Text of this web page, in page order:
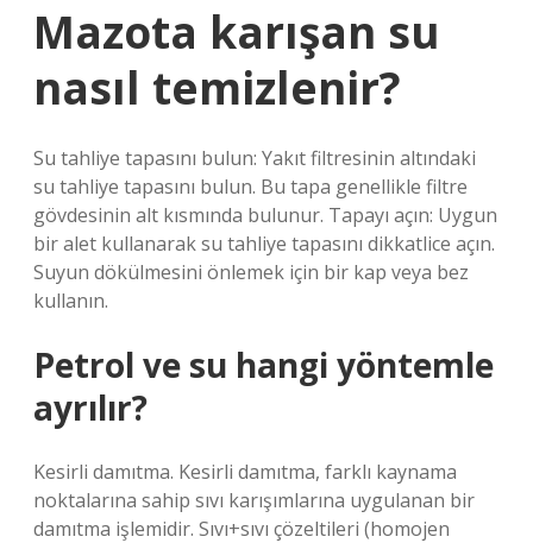
Mazota karışan su
nasıl temizlenir?
Su tahliye tapasını bulun: Yakıt filtresinin altındaki
su tahliye tapasını bulun. Bu tapa genellikle filtre
gövdesinin alt kısmında bulunur. Tapayı açın: Uygun
bir alet kullanarak su tahliye tapasını dikkatlice açın.
Suyun dökülmesini önlemek için bir kap veya bez
kullanın.
Petrol ve su hangi yöntemle
ayrılır?
Kesirli damıtma. Kesirli damıtma, farklı kaynama
noktalarına sahip sıvı karışımlarına uygulanan bir
damıtma işlemidir. Sıvı+sıvı çözeltileri (homojen